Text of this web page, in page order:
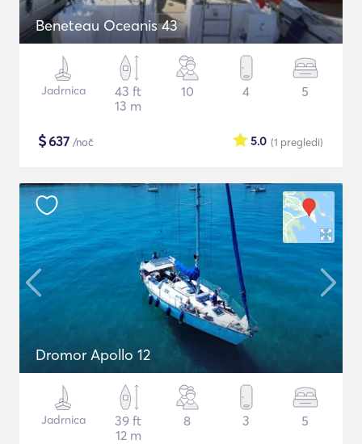
Beneteau Oceanis 43
Jadrnica
43 ft
13 m
10 4 5
$637 /noč (1 pregledi)
5.0
Dromor Apollo 12
Jadrnica
39 ft
12 m
8 3 5